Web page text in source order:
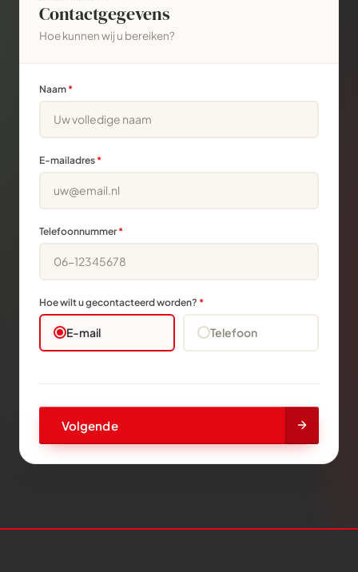
Contactgegevens
Hoe kunnen wij u bereiken?
Naam *
E-mailadres *
Telefoonnummer*
Hoe wilt u gecontacteerd worden? *
E-mail Telefoon
Volgende